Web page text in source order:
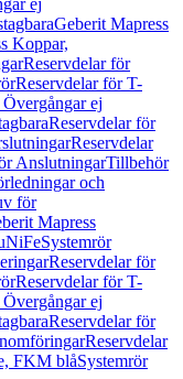
ej
Geberit Mapress
Koppar,
Reservdelar för
Reservdelar för T-
ej
Reservdelar för
Reservdelar
AnslutningarTillbehör
och
för
Mapress
Systemrör
Reservdelar för
Reservdelar för T-
ej
Reservdelar för
Reservdelar
FKM blåSystemrör